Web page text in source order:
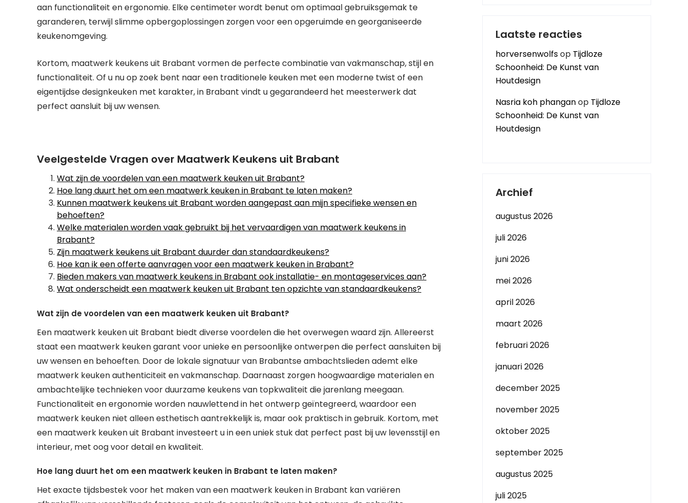
aan functionaliteit en ergonomie. Elke centimeter wordt benut om optimaal gebruiksgemak te
garanderen, terwijl slimme opbergoplossingen zorgen voor een opgeruimde en georganiseerde
keukenomgeving.
Kortom, maatwerk keukens uit Brabant vormen de perfecte combinatie van vakmanschap, stijl en
functionaliteit. Of u nu op zoek bent naar een traditionele keuken met een moderne twist of een
eigentijdse designkeuken met karakter, in Brabant vindt u gegarandeerd het meesterwerk dat
perfect aansluit bij uw wensen.
Veelgestelde Vragen over Maatwerk Keukens uit Brabant
Wat zijn de voordelen van een maatwerk keuken uit Brabant?
Hoe lang duurt het om een maatwerk keuken in Brabant te laten maken?
Kunnen maatwerk keukens uit Brabant worden aangepast aan mijn specifieke wensen en
behoeften?
Welke materialen worden vaak gebruikt bij het vervaardigen van maatwerk keukens in
Brabant?
Zijn maatwerk keukens uit Brabant duurder dan standaardkeukens?
Hoe kan ik een offerte aanvragen voor een maatwerk keuken in Brabant?
Bieden makers van maatwerk keukens in Brabant ook installatie- en montageservices aan?
Wat onderscheidt een maatwerk keuken uit Brabant ten opzichte van standaardkeukens?
Wat zijn de voordelen van een maatwerk keuken uit Brabant?
Een maatwerk keuken uit Brabant biedt diverse voordelen die het overwegen waard zijn. Allereerst
staat een maatwerk keuken garant voor unieke en persoonlijke ontwerpen die perfect aansluiten bij
uw wensen en behoeften. Door de lokale signatuur van Brabantse ambachtslieden ademt elke
maatwerk keuken authenticiteit en vakmanschap. Daarnaast zorgen hoogwaardige materialen en
ambachtelijke technieken voor duurzame keukens van topkwaliteit die jarenlang meegaan.
Functionaliteit en ergonomie worden nauwlettend in het ontwerp geïntegreerd, waardoor een
maatwerk keuken niet alleen esthetisch aantrekkelijk is, maar ook praktisch in gebruik. Kortom, met
een maatwerk keuken uit Brabant investeert u in een uniek stuk dat perfect past bij uw levensstijl en
interieur, met oog voor detail en kwaliteit.
Hoe lang duurt het om een maatwerk keuken in Brabant te laten maken?
Het exacte tijdsbestek voor het maken van een maatwerk keuken in Brabant kan variëren
Laatste reacties
horversenwolfsop Tijdloze
Schoonheid: De Kunst van
Houtdesign
Nasria koh phanganop Tijdloze
Schoonheid: De Kunst van
Houtdesign
Archief
augustus 2026
juli 2026
juni 2026
mei 2026
april 2026
maart 2026
februari 2026
januari 2026
december 2025
november 2025
oktober 2025
september 2025
augustus 2025
juli 2025